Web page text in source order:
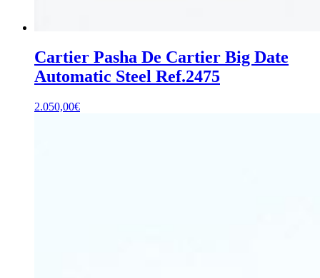
Cartier Pasha De Cartier Big Date
Automatic Steel Ref.2475
2.050,00€